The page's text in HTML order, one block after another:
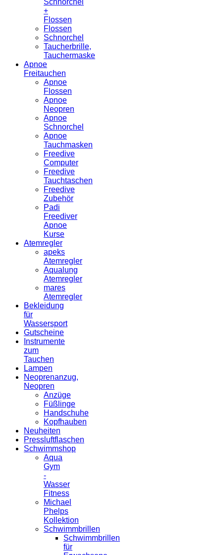
Schnorchel
+
Flossen
Flossen
Schnorchel
Taucherbrille,
Tauchermaske
Apnoe
Freitauchen
Apnoe
Flossen
Apnoe
Neopren
Apnoe
Schnorchel
Apnoe
Tauchmasken
Freedive
Computer
Freedive
Tauchtaschen
Freedive
Zubehör
Padi
Freediver
Apnoe
Kurse
Atemregler
apeks
Atemregler
Aqualung
Atemregler
mares
Atemregler
Bekleidung
für
Wassersport
Gutscheine
Instrumente
zum
Tauchen
Lampen
Neoprenanzug,
Neopren
Anzüge
Füßlinge
Handschuhe
Kopfhauben
Neuheiten
Pressluftflaschen
Schwimmshop
Aqua
Gym
-
Wasser
Fitness
Michael
Phelps
Kollektion
Schwimmbrillen
Schwimmbrillen
für